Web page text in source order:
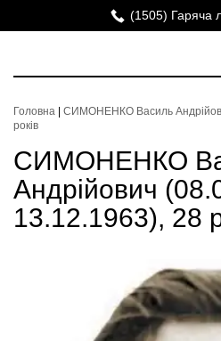
(1505) Гаряча
Головна
СИМОНЕНКО Василь
років
СИМОНЕНКО
Андрійович
13.12.1963), 28